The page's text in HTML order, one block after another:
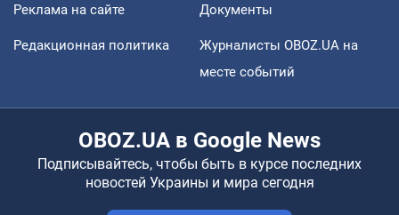
Реклама на сайте Документы
Редакционная политика
Журналисты OBOZ.UA на
месте событий
OBOZ.UA в Google News
Подписывайтесь, чтобы быть в курсе последних
новостей Украины и мира сегодня